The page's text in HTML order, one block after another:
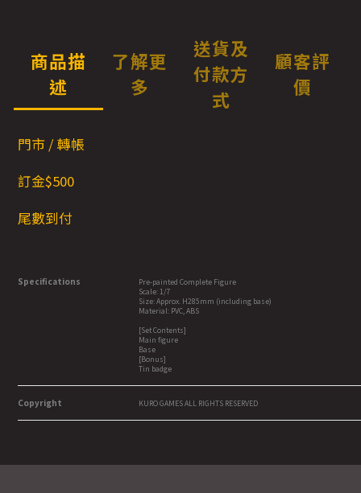
商品描
述
了解更
多
送貨及
付款方
式
顧客評
價
門市 / 轉帳
訂金$500
尾數到付
Specifications
Pre-painted Complete Figure
Scale: 1/7
Size: Approx. H285mm (including base)
Material: PVC, ABS
[Set Contents]
Main figure
Base
[Bonus]
Tin badge
Copyright KURO GAMES ALL RIGHTS RESERVED